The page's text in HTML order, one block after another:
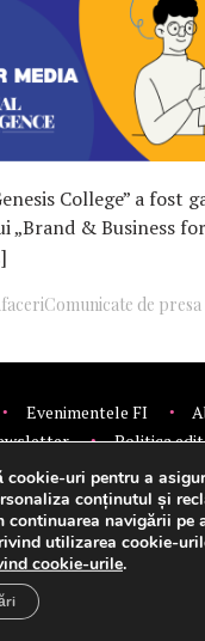
College” a fost
„Brand & Business
Comunicate de presa
Evenimentele FI
Politica
Financial Intelligence.
Setări cookie-uri
cookie-uri pentru a
conținutul și
navigării pe
utilizarea cookie-
cookie-urile.